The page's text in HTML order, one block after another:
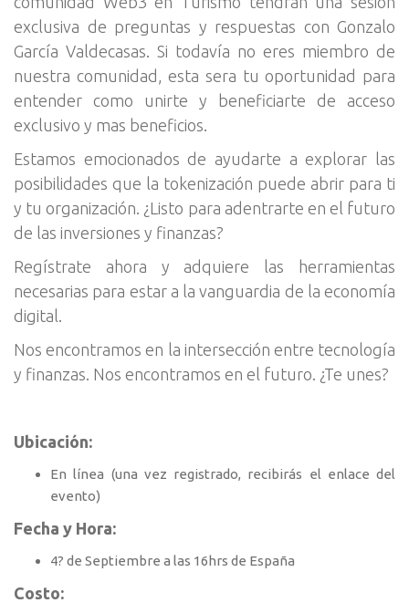
exclusiva de preguntas y respuestas con Gonzalo
García Valdecasas. Si todavía no eres miembro de
nuestra comunidad, esta sera tu oportunidad para
entender como unirte y beneficiarte de acceso
exclusivo y mas beneficios.
Estamos emocionados de ayudarte a explorar las
posibilidades que la tokenización puede abrir para ti
y tu organización. ¿Listo para adentrarte en el futuro
de las inversiones y finanzas?
Regístrate ahora y adquiere las herramientas
necesarias para estar a la vanguardia de la economía
digital.
Nos encontramos en la intersección entre tecnología
y finanzas. Nos encontramos en el futuro. ¿Te unes?
Ubicación:
En línea (una vez registrado, recibirás el enlace del
evento)
Fecha y Hora:
4? de Septiembre a las 16hrs de España
Costo: